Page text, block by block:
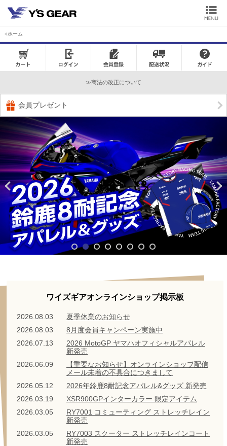
ホーム
ワイズギアオンラインショップ掲示板
2026.08.03
夏季休業のお知らせ
2026.08.03
8月度会員キャンペーン実施中
2026.07.13
2026 MotoGP ヤマハオフィシャルアパレル
新発売
2026.06.09
【重要なお知らせ】オンラインショップ配信
メール未着の不具合につきまして
2026.05.12
2026年鈴鹿8耐記念アパレル&グッズ 新発売
2026.03.19
XSR900GPインターカラー 限定アイテム
2026.03.05
RY7001 コミューティング ストレッチレイン
新発売
2026.03.05
RY7003 スクーター ストレッチレインコート
新発売
カートを見るLOG IN 会員登録 注文状況確認
商法の改正について